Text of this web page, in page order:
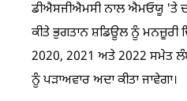
ਡੀਐਸਜੀਐਮਸੀ ਨਾਲ ਐਮਓਯੂ 'ਤੇ
ਕੀਤੇ ਭੁਗਤਾਨ ਸ਼ਡਿਊਲ ਨੂੰ ਮਨਜ਼ੂਰੀ
2020, 2021 ਅਤੇ 2022 ਸਮੇਤ
ਨੂੰ ਪੜਾਅਵਾਰ ਅਦਾ ਕੀਤਾ ਜਾਵੇਗਾ।